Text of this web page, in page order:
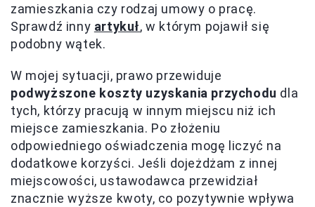
zamieszkania czy rodzaj umowy o pracę.
Sprawdź inny artykuł, w którym pojawił się
podobny wątek.
W mojej sytuacji, prawo przewiduje
podwyższone koszty uzyskania przychodu dla
tych, którzy pracują w innym miejscu niż ich
miejsce zamieszkania. Po złożeniu
odpowiedniego oświadczenia mogę liczyć na
dodatkowe korzyści. Jeśli dojeżdżam z innej
miejscowości, ustawodawca przewidział
znacznie wyższe kwoty, co pozytywnie wpływa